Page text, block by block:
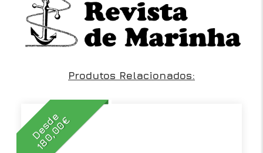
Produtos Relacionados:
Desde
180,00€